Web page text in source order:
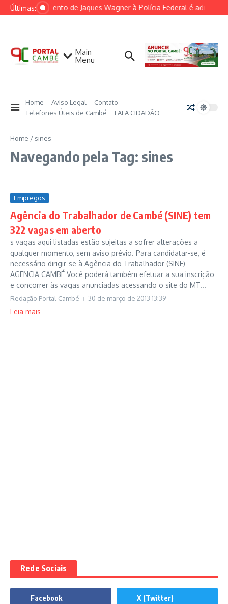
Ir para o conteúdo
Últimas:Depoimento de Jaques Wagner à Polícia Federal é adiado
Main
Menu
Home Aviso Legal
Contato
Telefones Úteis de Cambé
FALA CIDADÃO
Home / sines
Navegando pela Tag: sines
Empregos
Agência do Trabalhador de Cambé (SINE) tem
322 vagas em aberto
s vagas aqui listadas estão sujeitas a sofrer alterações a
qualquer momento, sem aviso prévio. Para candidatar-se, é
necessário dirigir-se à Agência do Trabalhador (SINE) –
AGENCIA CAMBÉ Você poderá também efetuar a sua inscrição
e concorrer às vagas anunciadas acessando o site do MT...
Redação Portal Cambé 30 de março de 2013 13:39
Leia mais
Rede Sociais
Facebook
X (Twitter)